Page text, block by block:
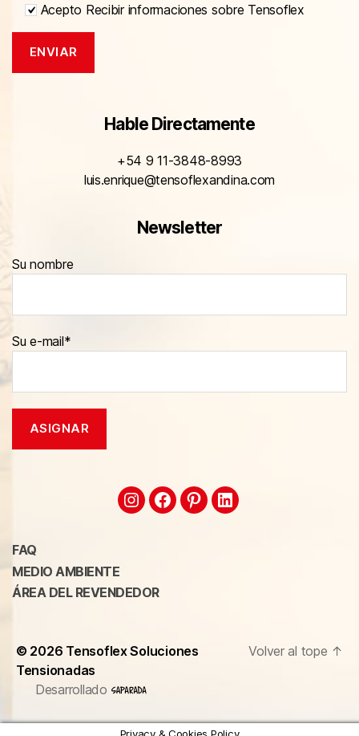
Acepto Recibir informaciones sobre Tensoflex
Hable Directamente
+54 9 11-3848-8993
luis.enrique@tensoflexandina.com
Newsletter
Su nombre
Su e-mail*
FAQ
MEDIO AMBIENTE
ÁREA DEL REVENDEDOR
© 2026 Tensoflex Soluciones
Tensionadas
Desarrollado
Volver al tope ↑